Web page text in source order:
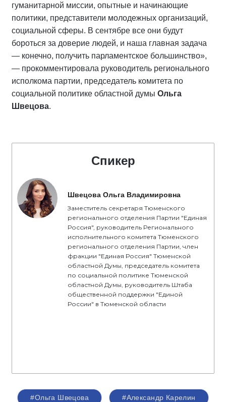
гуманитарной миссии, опытные и начинающие
политики, представители молодежных организаций,
социальной сферы. В сентябре все они будут
бороться за доверие людей, и наша главная задача
— конечно, получить парламентское большинство»,
— прокомментировала руководитель регионального
исполкома партии, председатель комитета по
социальной политике областной думы Ольга
Швецова.
Спикер
Швецова Ольга Владимировна
Заместитель секретаря Тюменского
регионального отделения Партии "Единая
Россия", руководитель Регионального
исполнительного комитета Тюменского
регионального отделения Партии, член
фракции "Единая Россия" Тюменской
областной Думы, председатель комитета
по социальной политике Тюменской
областной Думы, руководитель Штаба
общественной поддержки "Единой
России" в Тюменской области
#Ольга Швецова #Александр Карелин